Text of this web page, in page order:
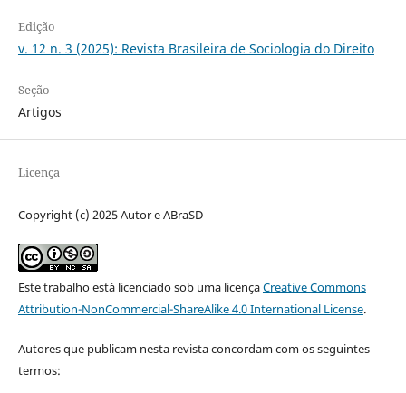
Edição
v. 12 n. 3 (2025): Revista Brasileira de Sociologia do Direito
Seção
Artigos
Licença
Copyright (c) 2025 Autor e ABraSD
Este trabalho está licenciado sob uma licençaCreative Commons
Attribution-NonCommercial-ShareAlike 4.0 International License.
Autores que publicam nesta revista concordam com os seguintes
termos: